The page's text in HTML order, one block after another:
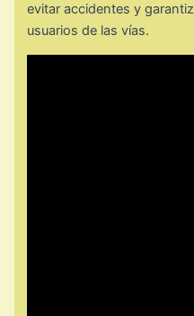
evitar accidentes y
usuarios de las vías.